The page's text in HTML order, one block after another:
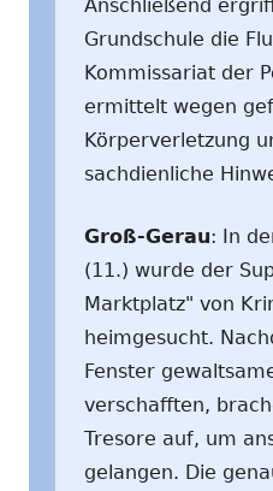
Anschließend
Grundschule die
Kommissariat der
ermittelt wegen
Körperverletzung
sachdienliche
Groß-Gerau: In
(11.) wurde der
Marktplatz" von
heimgesucht.
Fenster
verschafften,
Tresore auf, um
gelangen. Die